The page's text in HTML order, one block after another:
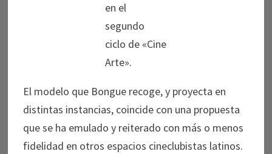
en el
segundo
ciclo de «Cine
Arte».
El modelo que Bongue recoge, y proyecta en
distintas instancias, coincide con una propuesta
que se ha emulado y reiterado con más o menos
fidelidad en otros espacios cineclubistas latinos.